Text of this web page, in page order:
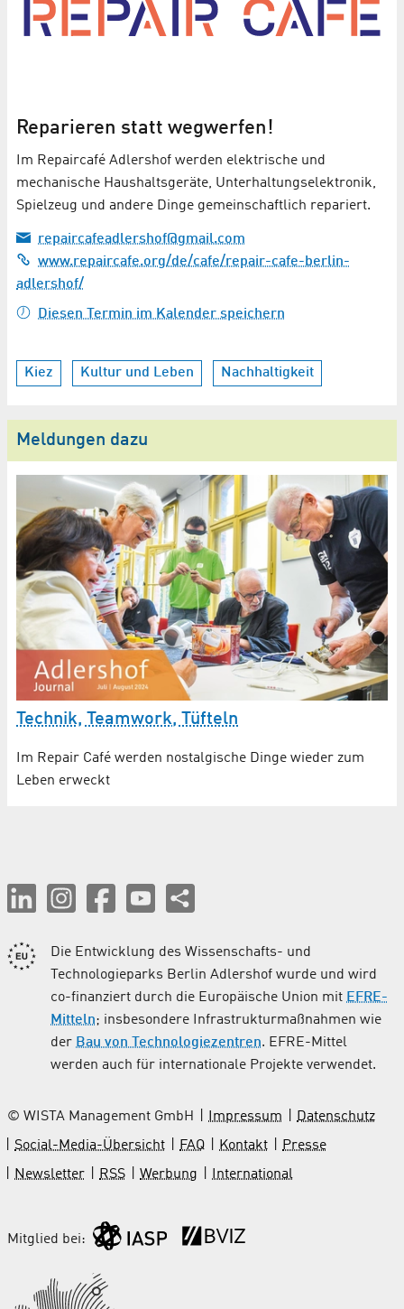
Reparieren statt wegwerfen!
Im Repaircafé Adlershof werden elektrische und
mechanische Haushaltsgeräte, Unterhaltungselektronik,
Spielzeug und andere Dinge gemeinschaftlich repariert.
repaircafeadlershof@gmail.com
www.repaircafe.org/de/cafe/repair-cafe-berlin-
adlershof/
Diesen Termin im Kalender speichern
Kiez Kultur und Leben Nachhaltigkeit
Meldungen dazu
Technik, Teamwork, Tüfteln
Im Repair Café werden nostalgische Dinge wieder zum
Leben erweckt
Die Entwicklung des Wissenschafts- und
Technologieparks Berlin Adlershof wurde und wird
co-finanziert durch die Europäische Union mit EFRE-
Mitteln; insbesondere Infrastrukturmaßnahmen wie
der Bau von Technologiezentren. EFRE-Mittel
werden auch für internationale Projekte verwendet.
© WISTA Management GmbH Impressum
Datenschutz
Social-Media-Übersicht
FAQ Kontakt
Presse
Newsletter
RSS Werbung International
Mitglied bei: